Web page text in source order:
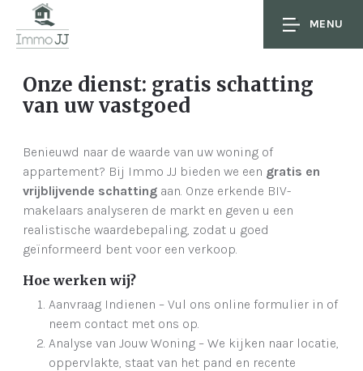
MENU
Onze dienst: gratis schatting
van uw vastgoed
Benieuwd naar de waarde van uw woning of
appartement? Bij Immo JJ bieden we een gratis en
vrijblijvende schatting aan. Onze erkende BIV-
makelaars analyseren de markt en geven u een
realistische waardebepaling, zodat u goed
geïnformeerd bent voor een verkoop.
Hoe werken wij?
Aanvraag Indienen – Vul ons online formulier in of
neem contact met ons op.
Analyse van Jouw Woning – We kijken naar locatie,
oppervlakte, staat van het pand en recente